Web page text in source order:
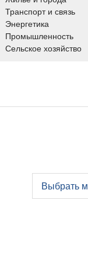
Транспорт и связь
Энергетика
Промышленность
Сельское хозяйство
Выбрать